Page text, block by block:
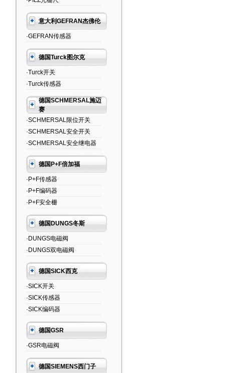
意大利GEFRAN杰佛伦
·GEFRAN传感器
德国Turck图尔克
·Turck开关
·Turck传感器
德国SCHMERSAL施迈
赛
·SCHMERSAL限位开关
·SCHMERSAL安全开关
·SCHMERSAL安全继电器
德国P+F倍加福
·P+F传感器
·P+F编码器
·P+F安全栅
德国DUNGS冬斯
·DUNGS电磁阀
·DUNGS双电磁阀
德国SICK西克
·SICK开关
·SICK传感器
·SICK编码器
德国GSR
·GSR电磁阀
德国SIEMENS西门子